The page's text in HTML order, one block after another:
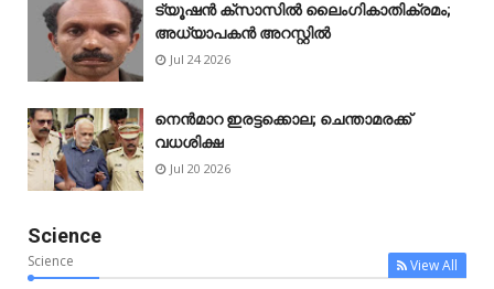
ട്യൂഷൻ ക്സാസിൽ ലൈംഗികാതിക്രമം;
അധ്യാപകൻ അറസ്റ്റിൽ
Jul 24 2026
നെൻമാറ ഇരട്ടക്കൊല; ചെന്താമരക്ക്
വധശിക്ഷ
Jul 20 2026
Science
Science View All